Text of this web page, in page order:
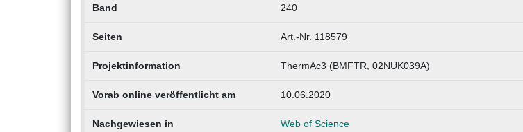
Band 240
Seiten Art.-Nr. 118579
Projektinformation ThermAc3 (BMFTR, 02NUK039A)
Vorab online veröffentlicht am 10.06.2020
Nachgewiesen in
Web of Science